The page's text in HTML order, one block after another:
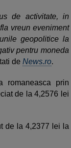
de activitate, in
vreun eveniment
geopolitice la
pentru moneda
de News.ro.
romaneasca prin
de la 4,2576 lei
de la 4,2377 lei la